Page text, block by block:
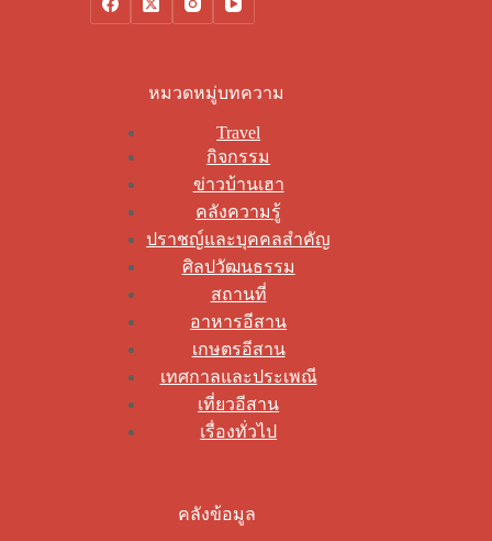
หมวดหมู่บทความ
Travel
กิจกรรม
ข่าวบ้านเฮา
คลังความรู้
ปราชญ์และบุคคลสำคัญ
ศิลปวัฒนธรรม
สถานที่
อาหารอีสาน
เกษตรอีสาน
เทศกาลและประเพณี
เที่ยวอีสาน
เรื่องทั่วไป
คลังข้อมูล